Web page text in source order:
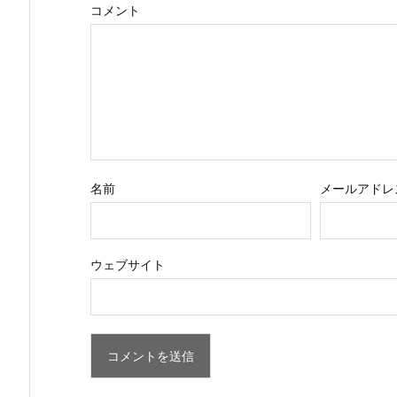
コメント
名前 メールアドレ
ウェブサイト